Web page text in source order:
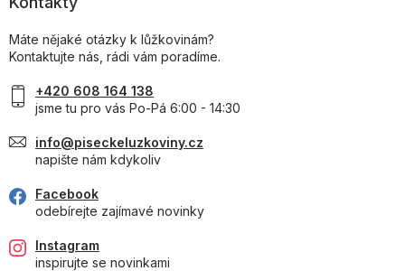
Máte nějaké otázky k lůžkovinám?
Kontaktujte nás, rádi vám poradíme.
+420 608 164 138
jsme tu pro vás Po-Pá 6:00 - 14:30
info@piseckeluzkoviny.cz
napište nám kdykoliv
Facebook
odebírejte zajímavé novinky
Instagram
inspirujte se novinkami